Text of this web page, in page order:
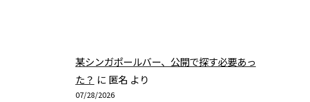
某シンガポールバー、公開で探す必要あっ
た？ に 匿名 より
07/28/2026